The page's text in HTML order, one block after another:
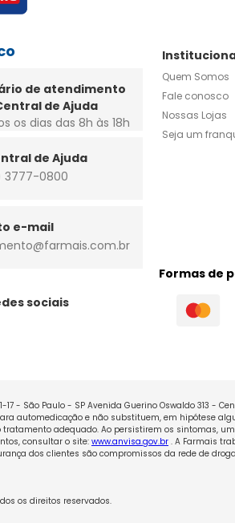
de atendimento
de Ajuda
os dias das 8h às 18h
de Ajuda
3777-0800
e-mail
sociais
Quem Somos
Fale conosco
Nossas Lojas
Seja um
Formas de
17 - São Paulo - SP Avenida Guerino Oswaldo 313 -
automedicação e não substituem, em hipótese
tratamento adequado. Ao persistirem os sintomas,
consultar o site:www.anvisa.gov.br . A Farmais
dos clientes são compromissos da rede de
os direitos reservados.